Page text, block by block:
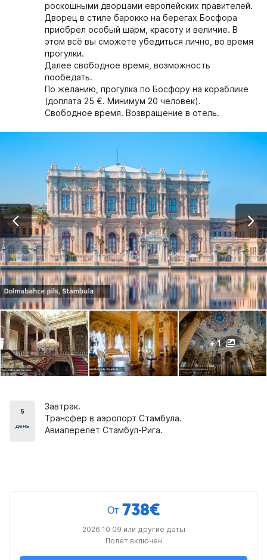
роскошными дворцами европейских правителей.
Дворец в стиле барокко на берегах Босфора
приобрел особый шарм, красоту и величие. В
этом всё вы сможете убедиться лично, во время
прогулки.
Далее свободное время, возможность
пообедать.
По желанию, прогулка по Босфору на кораблике
(доплата 25 €. Минимум 20 человек).
Свободное время. Возвращение в отель.
+ 1
5
день
Завтрак.
Трансфер в аэропорт Стамбула.
Авиаперелет Стамбул-Рига.
От 738€
2026 10 09 или другие даты
Полет включен